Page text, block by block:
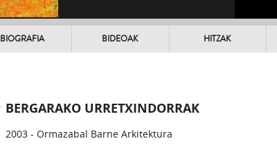
BIOGRAFIA BIDEOAK HITZAK
BERGARAKO URRETXINDORRAK
2003 - Ormazabal Barne Arkitektura